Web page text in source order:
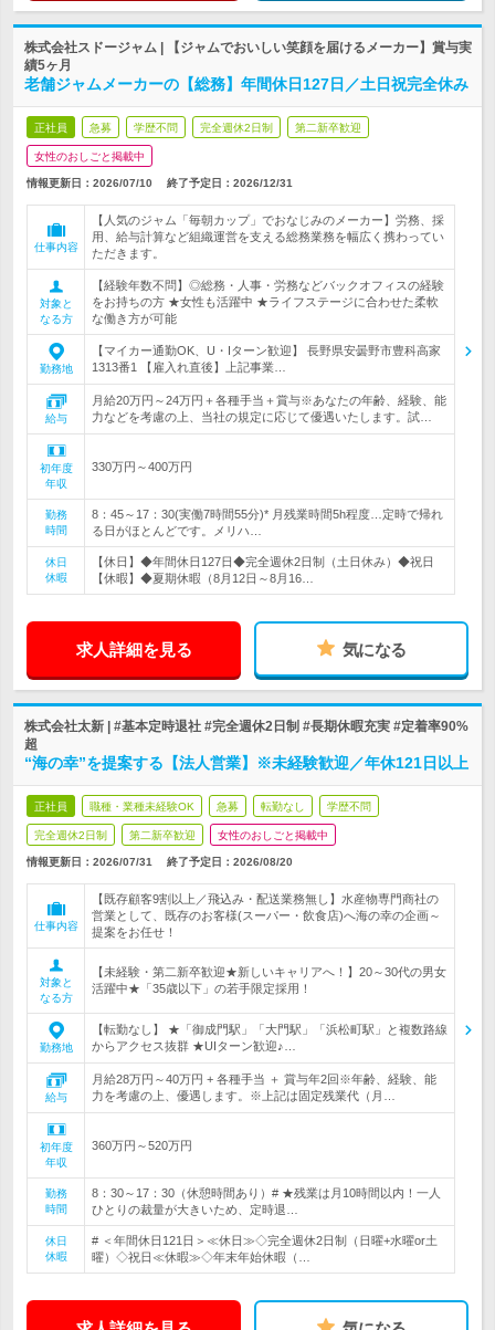
株式会社スドージャム | 【ジャムでおいしい笑顔を届けるメーカー】賞与実
績5ヶ月
老舗ジャムメーカーの【総務】年間休日127日／土日祝完全休み
正社員 急募 学歴不問 完全週休2日制 第二新卒歓迎
女性のおしごと掲載中
情報更新日：2026/07/10 終了予定日： 2026/12/31
仕事内容
【人気のジャム「毎朝カップ」でおなじみのメーカー】労務、採
用、給与計算など組織運営を支える総務業務を幅広く携わってい
ただきます。
対象と
なる方
【経験年数不問】◎総務・人事・労務などバックオフィスの経験
をお持ちの方 ★女性も活躍中 ★ライフステージに合わせた柔軟
な働き方が可能
勤務地
【マイカー通勤OK、U・Iターン歓迎】 長野県安曇野市豊科高家
1313番1 【雇入れ直後】上記事業…
給与
月給20万円～24万円＋各種手当＋賞与※あなたの年齢、経験、能
力などを考慮の上、当社の規定に応じて優遇いたします。試…
初年度
年収
330万円～400万円
勤務
時間
8：45～17：30(実働7時間55分)* 月残業時間5h程度…定時で帰れ
る日がほとんどです。メリハ…
休日
休暇
【休日】◆年間休日127日◆完全週休2日制（土日休み）◆祝日
【休暇】◆夏期休暇（8月12日～8月16…
求人詳細を見る 気になる
株式会社太新 | #基本定時退社 #完全週休2日制 #長期休暇充実 #定着率90%
超
“海の幸”を提案する【法人営業】※未経験歓迎／年休121日以上
正社員 職種・業種未経験OK 急募 転勤なし 学歴不問
完全週休2日制 第二新卒歓迎 女性のおしごと掲載中
情報更新日：2026/07/31 終了予定日： 2026/08/20
仕事内容
【既存顧客9割以上／飛込み・配送業務無し】水産物専門商社の
営業として、既存のお客様(スーパー・飲食店)へ海の幸の企画～
提案をお任せ！
対象と
なる方
【未経験・第二新卒歓迎★新しいキャリアへ！】20～30代の男女
活躍中★「35歳以下」の若手限定採用！
勤務地
【転勤なし】 ★「御成門駅」「大門駅」「浜松町駅」と複数路線
からアクセス抜群 ★UIターン歓迎♪…
給与
月給28万円～40万円 + 各種手当 ＋ 賞与年2回※年齢、経験、能
力を考慮の上、優遇します。※上記は固定残業代（月…
初年度
年収
360万円～520万円
勤務
時間
8：30～17：30（休憩時間あり）# ★残業は月10時間以内！一人
ひとりの裁量が大きいため、定時退…
休日
休暇
# ＜年間休日121日＞≪休日≫◇完全週休2日制（日曜+水曜or土
曜）◇祝日≪休暇≫◇年末年始休暇（…